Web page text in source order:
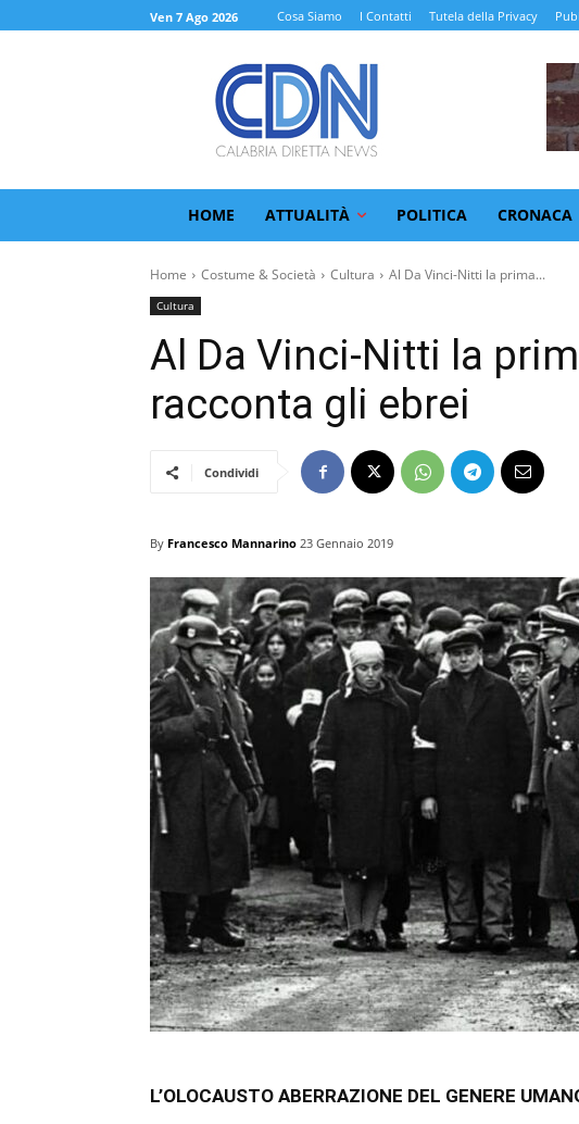
Ven 7 Ago 2026 Cosa Siamo I Contatti Tutela della Privacy
HOME ATTUALITÀ POLITICA CRONACA
Home Costume & Società Cultura Al Da Vinci-Nitti la prima...
Cultura
Al Da Vinci-Nitti la
racconta gli ebrei
Condividi
By Francesco Mannarino 23 Gennaio 2019
L’OLOCAUSTO ABERRAZIONE DEL GENERE